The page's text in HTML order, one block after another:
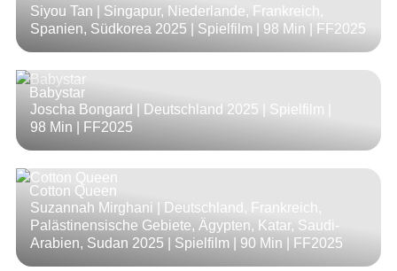
Siyou Tan | Singapur, Niederlande, Frankreich,
Spanien, Südkorea 2025 | Spielfilm | 98 Min | FF2025
Babystar
Joscha Bongard | Deutschland 2025 | Spielfilm |
98 Min | FF2025
Cotton Queen
Suzannah Mirghani | Deutschland, Frankreich,
Palästinensische Gebiete, Ägypten, Katar, Saudi-
Arabien, Sudan 2025 | Spielfilm | 90 Min | FF2025